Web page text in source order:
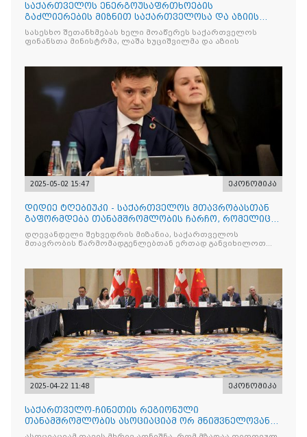
საქართველოს ენერგოუსაფრთხოების
გაძლიერების მიზნით საქართველოსა და აზიის
განვითარების ბანკს შორის შეთ
სასესხო შეთანხმებას ხელი მოაწერეს საქართველოს
ფინანსთა მინისტრმა, ლაშა ხუციშვილმა და აზიის
2025-05-02 15:47 ეკონომიკა
დიდიე ტღებიუკი - საქართველოს მთავრობასთან
გაფორმდება თანამშრომლობის ჩარჩო, რომელიც
იქნება მნიშვნელოვ
დღევანდელი შეხვედრის მიზანია, საქართველოს
მთავრობის წარმომადგენლებთან ერთად განვიხილოთ
2025-04-22 11:48 ეკონომიკა
საქართველო-ჩინეთის რეგიონული
თანამშრომლობის ასოციაციამ ორ მნიშვნელოვან
მემორანდუმს მოაწერა ხელი